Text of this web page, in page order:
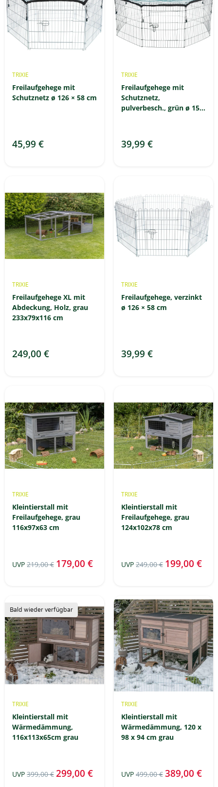
TRIXIE
Freilaufgehege mit
Schutznetz ø 126 × 58 cm
45,99 €
TRIXIE
Freilaufgehege mit
Schutznetz,
pulverbesch., grün ø 150
39,99 €
TRIXIE
Freilaufgehege XL mit
Abdeckung, Holz, grau
233x79x116 cm
249,00 €
TRIXIE
Freilaufgehege, verzinkt
ø 126 × 58 cm
39,99 €
TRIXIE
Kleintierstall mit
Freilaufgehege, grau
116x97x63 cm
UVP 219,00 € 179,00 €
TRIXIE
Kleintierstall mit
Freilaufgehege, grau
124x102x78 cm
UVP 249,00 € 199,00 €
Bald wieder verfügbar
TRIXIE
Kleintierstall mit
Wärmedämmung,
116x113x65cm grau
UVP 399,00 € 299,00 €
TRIXIE
Kleintierstall mit
Wärmedämmung, 120 x
98 x 94 cm grau
UVP 499,00 € 389,00 €